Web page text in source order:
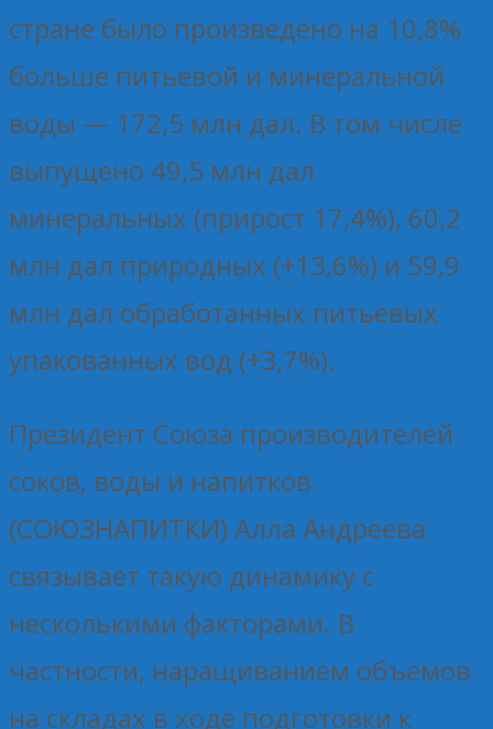
стране было произведено на 10,8%
больше питьевой и минеральной
воды — 172,5 млн дал. В том числе
выпущено 49,5 млн дал
минеральных (прирост 17,4%), 60,2
млн дал природных (+13,6%) и 59,9
млн дал обработанных питьевых
упакованных вод (+3,7%).
Президент Союза производителей
соков, воды и напитков
(СОЮЗНАПИТКИ) Алла Андреева
связывает такую динамику с
несколькими факторами. В
частности, наращиванием объемов
на складах в ходе подготовки к